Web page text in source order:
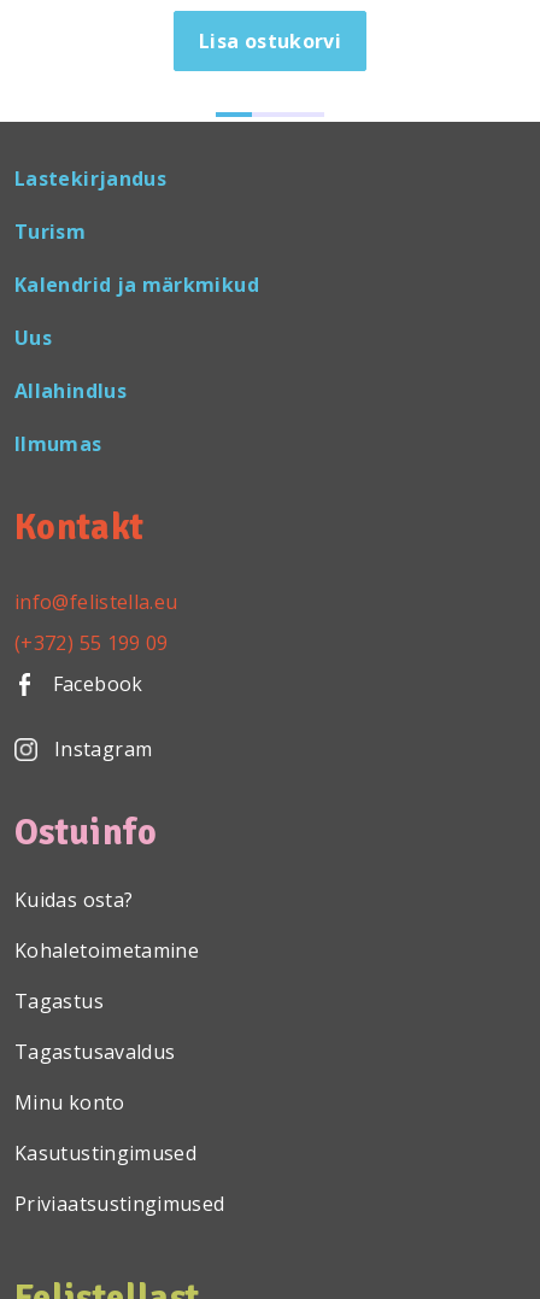
Lisa ostukorvi
Lastekirjandus
Turism
Kalendrid ja märkmikud
Uus
Allahindlus
Ilmumas
Kontakt
info@felistella.eu
(+372) 55 199 09
Facebook
Instagram
Ostuinfo
Kuidas osta?
Kohaletoimetamine
Tagastus
Tagastusavaldus
Minu konto
Kasutustingimused
Priviaatsustingimused